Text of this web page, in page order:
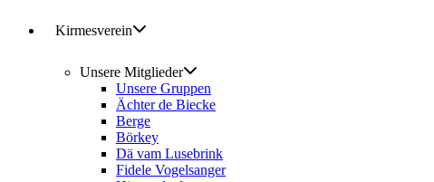
Kirmesverein
Unsere Mitglieder
Unsere Gruppen
Ächter de Biecke
Berge
Börkey
Dä vam Lusebrink
Fidele Vogelsanger